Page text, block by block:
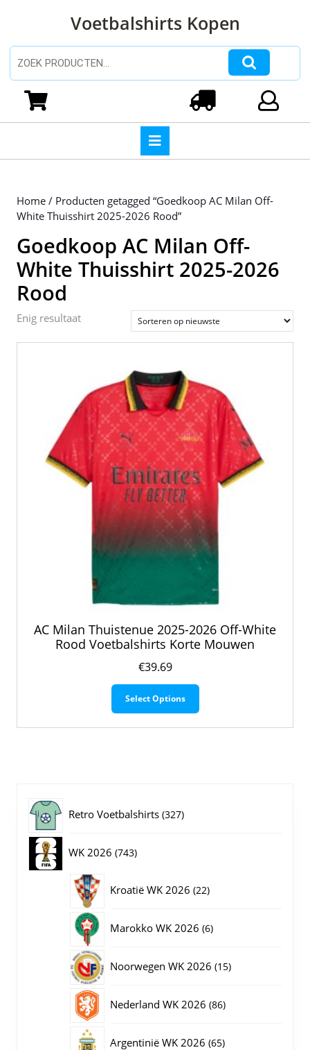
inhoud
Voetbalshirts Kopen
Zoeken naar:
Home / Producten getagged “Goedkoop AC Milan Off-
White Thuisshirt 2025-2026 Rood”
Goedkoop AC Milan Off-
White Thuisshirt 2025-2026
Rood
Enig resultaat
AC Milan Thuistenue 2025-2026 Off-White
Rood Voetbalshirts Korte Mouwen
€39.69
Select Options
Dit
Retro Voetbalshirts 327327
WK 2026 743743
Kroatië WK 2026 2222
Marokko WK 2026 66
Noorwegen WK 2026 1515
Nederland WK 2026 8686
Argentinië WK 2026 6565